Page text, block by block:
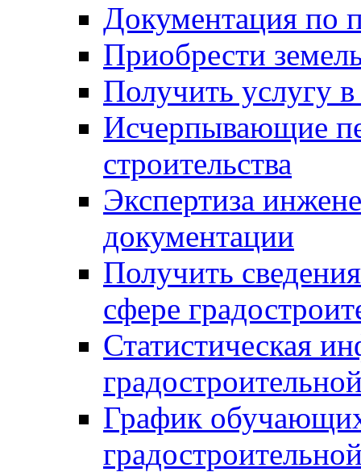
Документация по
Приобрести
Получить услугу в
Исчерпывающие
строительства
Экспертиза
документации
Получить
сфере
Статистическая
График